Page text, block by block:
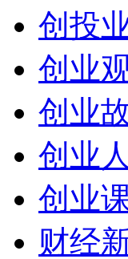
创投
创业
创业
创业
创业
财经